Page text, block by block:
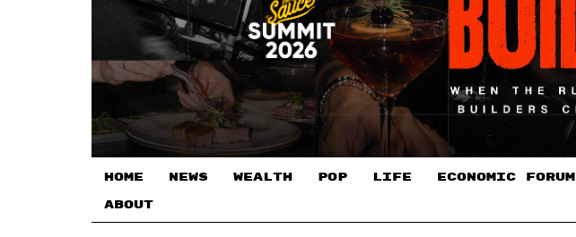
HOME NEWS WEALTH POP LIFE ECONOMIC FORUM
ABOUT